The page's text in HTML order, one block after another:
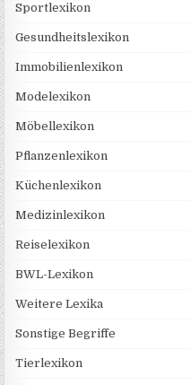
Sportlexikon
Gesundheitslexikon
Immobilienlexikon
Modelexikon
Möbellexikon
Pflanzenlexikon
Küchenlexikon
Medizinlexikon
Reiselexikon
BWL-Lexikon
Weitere Lexika
Sonstige Begriffe
Tierlexikon